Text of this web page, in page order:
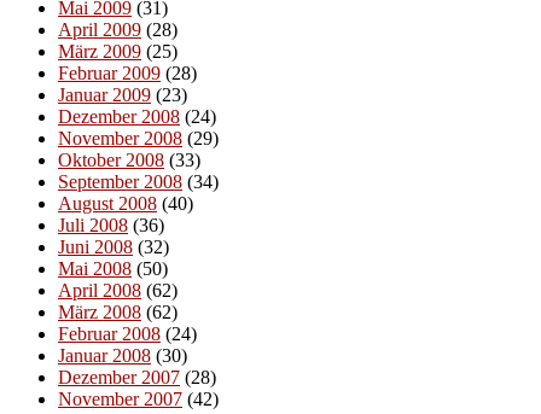
Mai 2009 (31)
April 2009 (28)
März 2009 (25)
Februar 2009 (28)
Januar 2009 (23)
Dezember 2008 (24)
November 2008 (29)
Oktober 2008 (33)
September 2008 (34)
August 2008 (40)
Juli 2008 (36)
Juni 2008 (32)
Mai 2008 (50)
April 2008 (62)
März 2008 (62)
Februar 2008 (24)
Januar 2008 (30)
Dezember 2007 (28)
November 2007 (42)